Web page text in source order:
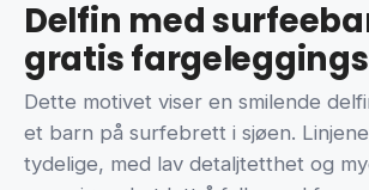
Delfin med
gratis
Dette motivet viser en smilende
et barn på surfebrett i sjøen.
tydelige, med lav detaljtetthet og